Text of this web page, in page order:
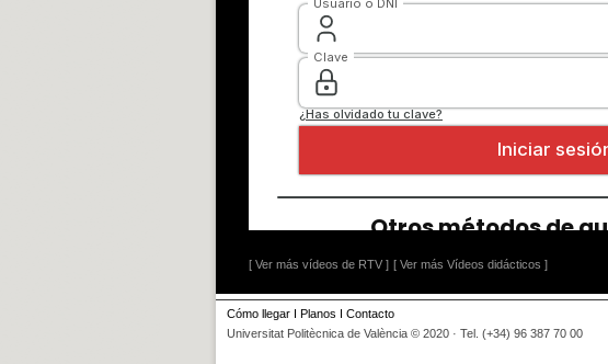
[ Ver más vídeos de RTV ] [ Ver más Vídeos didácticos ]
Cómo llegar I Planos I Contacto
Universitat Politècnica de València © 2020 · Tel. (+34) 96 387 70 00